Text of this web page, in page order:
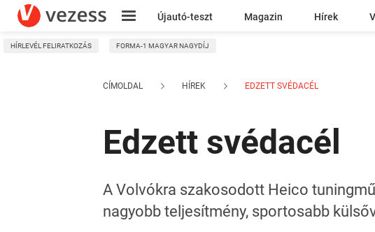
Újautó-teszt Magazin Hírek
Kresz
HÍRLEVÉL FELIRATKOZÁS FORMA-1 MAGYAR NAGYDÍJ
CÍMOLDAL HÍREK EDZETT SVÉDACÉL
Edzett svédacél
A Volvókra szakosodott Heico
nagyobb teljesítmény, sportosabb